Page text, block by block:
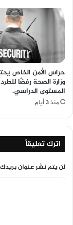
حراس الأمن الخاص
وزارة الصحة رفضًا
المستوى الدراسي.
منذ 3 أيام
اترك تعليقاً
لن يتم نشر عنوان بريدك